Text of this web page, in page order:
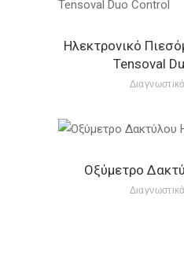
Ηλεκτρονικό
Tensoval
Οξύμετρο